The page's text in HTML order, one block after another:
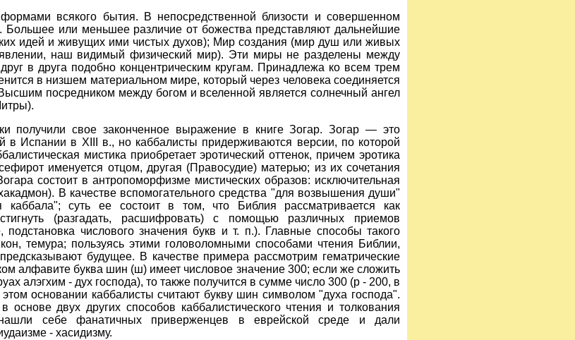
всякого бытия. В непосредственной близости и совершенном
Большее или меньшее различие от божества представляют дальнейшие
идей и живущих ими чистых духов); Мир создания (мир душ или живых
наш видимый физический мир). Эти миры не разделены между
в друга подобно концентрическим кругам. Принадлежа ко всем трем
в низшем материальном мире, который через человека соединяется
посредником между богом и вселенной является солнечный ангел
получили свое законченное выражение в книге Зогар. Зогар — это
в Испании в XIII в., но каббалисты придерживаются версии, по которой
мистика приобретает эротический оттенок, причем эротика
именуется отцом, другая (Правосудие) матерью; из их сочетания
состоит в антропоморфизме мистических образов: исключительная
В качестве вспомогательного средства "для возвышения души"
каббала"; суть ее состоит в том, что Библия рассматривается как
(разгадать, расшифровать) с помощью различных приемов
числового значения букв и т. п.). Главные способы такого
темура; пользуясь этими головоломными способами чтения Библии,
будущее. В качестве примера рассмотрим гематрические
алфавите буква шин (ш) имеет числовое значение 300; если же сложить
алэгхим - дух господа), то также получится в сумме число 300 (р - 200, в
основании каббалисты считают букву шин символом "духа господа".
двух других способов каббалистического чтения и толкования
себе фанатичных приверженцев в еврейской среде и дали
- хасидизму.